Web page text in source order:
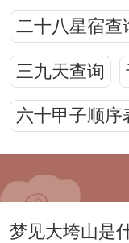
二十八星宿查
三九天查询
六十甲子顺序
梦见大垮山是